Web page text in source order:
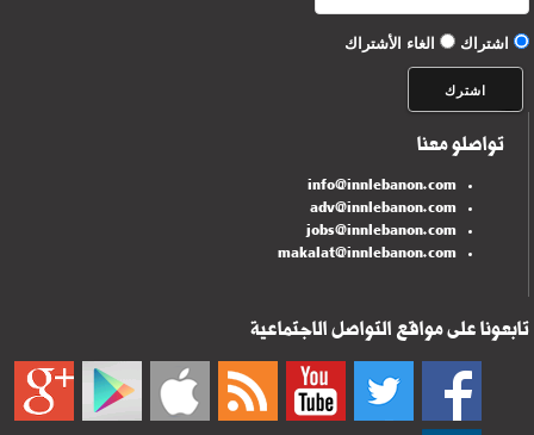
اشتراك الغاء الأشتراك
تواصلو معنا
info@innlebanon.com
adv@innlebanon.com
jobs@innlebanon.com
makalat@innlebanon.com
تابعونا على مواقع التواصل الاجتماعية